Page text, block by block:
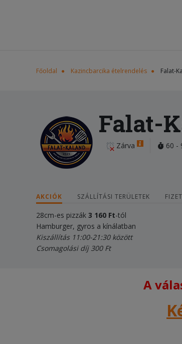
Főoldal Kazincbarcika ételrendelés Falat-
Falat-
Zárva 60 -
AKCIÓK SZÁLLÍTÁSI TERÜLETEK
28cm-es pizzák 3 160 Ft-tól
Hamburger, gyros a kínálatban
Kiszállítás 11:00-21:30 között
Csomagolási díj 300 Ft
A